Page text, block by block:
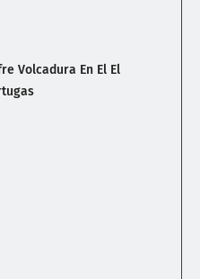
Volcadura En El El